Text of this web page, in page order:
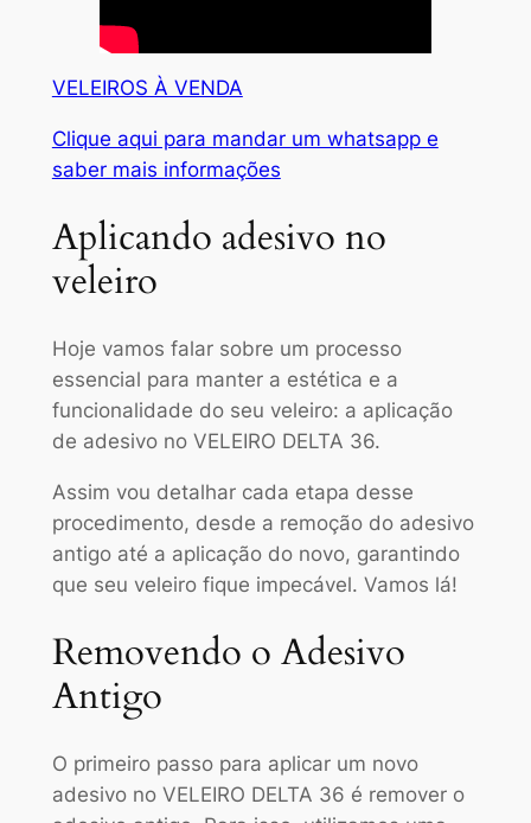
VELEIROS À VENDA
Clique aqui para mandar um whatsapp e
saber mais informações
Aplicando adesivo no
veleiro
Hoje vamos falar sobre um processo
essencial para manter a estética e a
funcionalidade do seu veleiro: a aplicação
de adesivo no VELEIRO DELTA 36.
Assim vou detalhar cada etapa desse
procedimento, desde a remoção do adesivo
antigo até a aplicação do novo, garantindo
que seu veleiro fique impecável. Vamos lá!
Removendo o Adesivo
Antigo
O primeiro passo para aplicar um novo
adesivo no VELEIRO DELTA 36 é remover o